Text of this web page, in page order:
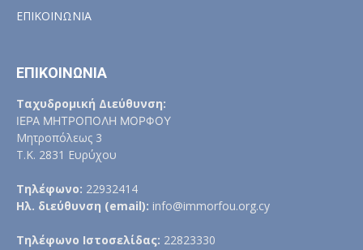
ΕΠΙΚΟΙΝΩΝΙΑ
ΕΠΙΚΟΙΝΩΝΙΑ
Ταχυδρομική Διεύθυνση:
ΙΕΡΑ ΜΗΤΡΟΠΟΛΗ ΜΟΡΦΟΥ
Μητροπόλεως 3
Τ.Κ. 2831 Ευρύχου
Τηλέφωνο: 22932414
Ηλ. διεύθυνση (email): info@immorfou.org.cy
Τηλέφωνο Ιστοσελίδας: 22823330